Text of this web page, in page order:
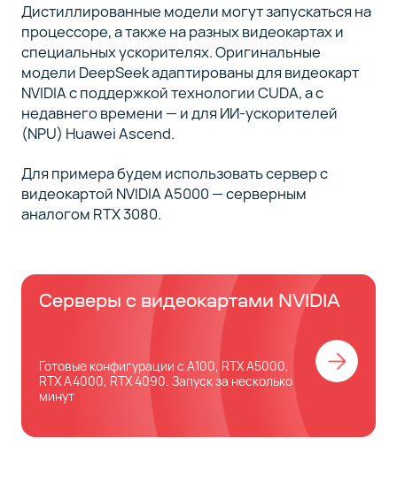
Дистиллированные модели могут запускаться на
процессоре, а также на разных видеокартах и
специальных ускорителях. Оригинальные
модели DeepSeek адаптированы для видеокарт
NVIDIA с поддержкой технологии CUDA, а с
недавнего времени — и для ИИ-ускорителей
(NPU) Huawei Ascend.
Для примера будем использовать сервер с
видеокартой NVIDIA A5000 — серверным
аналогом RTX 3080.
Серверы с видеокартами NVIDIA
Готовые конфигурации с A100, RTX A5000,
RTX A4000, RTX 4090. Запуск за несколько
минут